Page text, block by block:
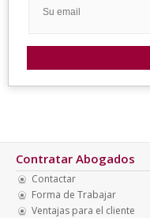
Contratar Abogados
Contactar
Forma de Trabajar
Ventajas para el cliente